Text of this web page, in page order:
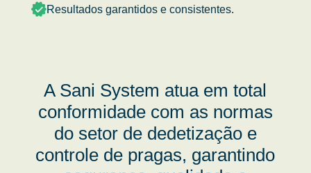
Resultados garantidos e consistentes.
A Sani System atua em total
conformidade com as normas
do setor de dedetização e
controle de pragas, garantindo